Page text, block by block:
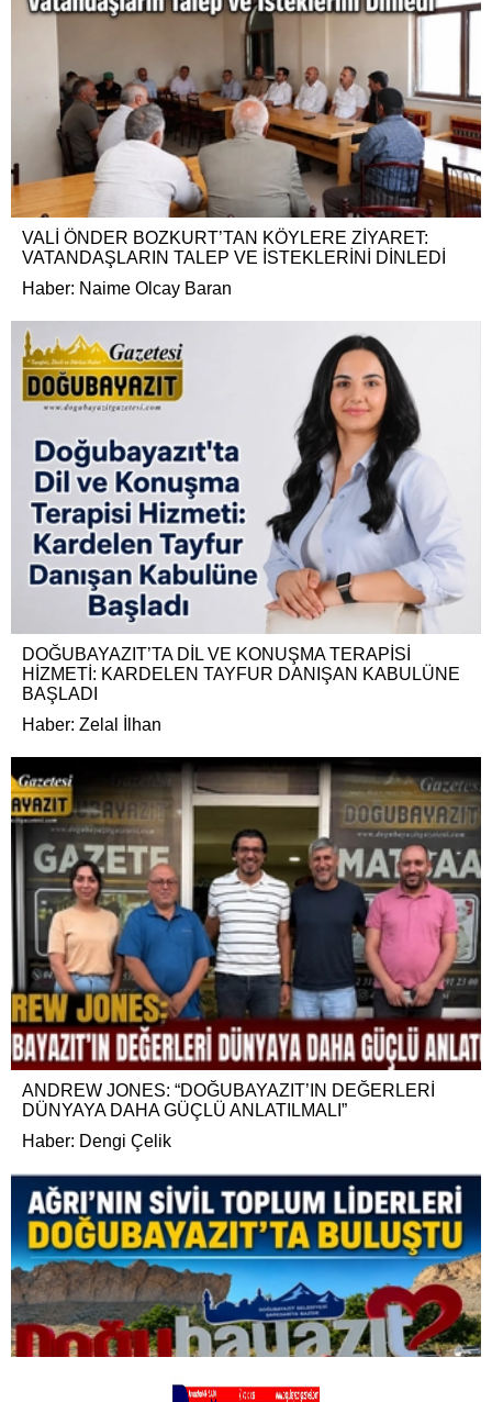
VALİ ÖNDER BOZKURT’TAN KÖYLERE ZİYARET:
VATANDAŞLARIN TALEP VE İSTEKLERİNİ DİNLEDİ
Haber: Naime Olcay Baran
DOĞUBAYAZIT’TA DİL VE KONUŞMA TERAPİSİ
HİZMETİ: KARDELEN TAYFUR DANIŞAN KABULÜNE
BAŞLADI
Haber: Zelal İlhan
ANDREW JONES: “DOĞUBAYAZIT’IN DEĞERLERİ
DÜNYAYA DAHA GÜÇLÜ ANLATILMALI”
Haber: Dengi Çelik